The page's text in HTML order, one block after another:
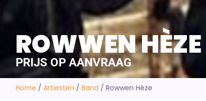
PRIJS OP AANVRAAG
ROWWEN
Home / Artiesten / Band / Rowwen Hèze